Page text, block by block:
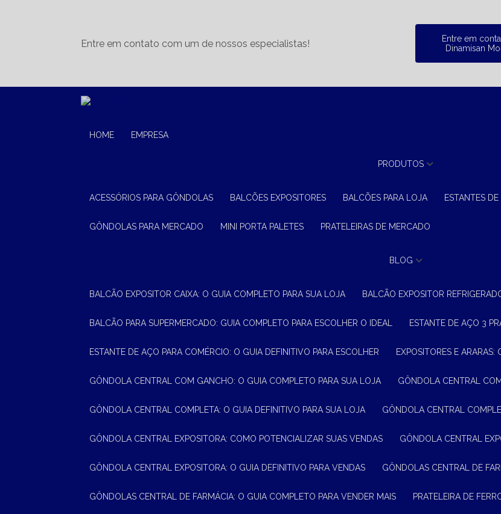
Entre em contato com um de nossos especialistas!
Entre em
Dinamisan
HOME EMPRESA
PRODUTOS
ACESSÓRIOS PARA GÔNDOLAS BALCÕES EXPOSITORES BALCÕES PARA LOJA ESTANTES
GÔNDOLAS PARA MERCADO MINI PORTA PALETES PRATELEIRAS DE MERCADO
BLOG
BALCÃO EXPOSITOR CAIXA: O GUIA COMPLETO PARA SUA LOJA BALCÃO EXPOSITOR
BALCÃO PARA SUPERMERCADO: GUIA COMPLETO PARA ESCOLHER O IDEAL ESTANTE DE AÇO 3
ESTANTE DE AÇO PARA COMÉRCIO: O GUIA DEFINITIVO PARA ESCOLHER EXPOSITORES E
GÔNDOLA CENTRAL COM GANCHO: O GUIA COMPLETO PARA SUA LOJA GÔNDOLA CENTRAL
GÔNDOLA CENTRAL COMPLETA: O GUIA DEFINITIVO PARA SUA LOJA GÔNDOLA CENTRAL
GÔNDOLA CENTRAL EXPOSITORA: COMO POTENCIALIZAR SUAS VENDAS GÔNDOLA CENTRAL
GÔNDOLA CENTRAL EXPOSITORA: O GUIA DEFINITIVO PARA VENDAS GÔNDOLAS CENTRAL DE
GÔNDOLAS CENTRAL DE FARMÁCIA: O GUIA COMPLETO PARA VENDER MAIS PRATELEIRA DE